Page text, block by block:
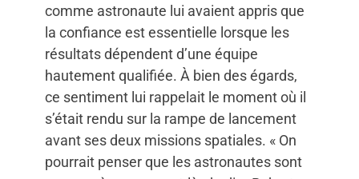
comme astronaute lui avaient appris que
la confiance est essentielle lorsque les
résultats dépendent d’une équipe
hautement qualifiée. À bien des égards,
ce sentiment lui rappelait le moment où il
s’était rendu sur la rampe de lancement
avant ses deux missions spatiales. « On
pourrait penser que les astronautes sont